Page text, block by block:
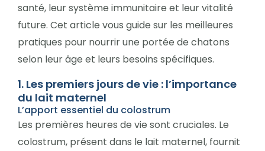
santé, leur système immunitaire et leur vitalité
future. Cet article vous guide sur les meilleures
pratiques pour nourrir une portée de chatons
selon leur âge et leurs besoins spécifiques.
1. Les premiers jours de vie : l’importance
du lait maternel
L’apport essentiel du colostrum
Les premières heures de vie sont cruciales. Le
colostrum, présent dans le lait maternel, fournit